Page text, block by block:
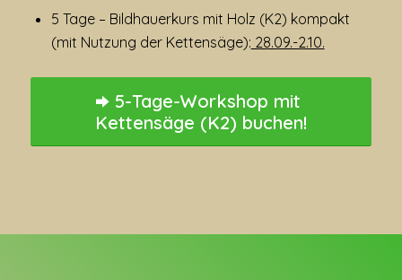
5 Tage – Bildhauerkurs mit Holz (K2) kompakt
(mit Nutzung der Kettensäge): 28.09.-2.10.
5-Tage-Workshop mit
Kettensäge (K2) buchen!